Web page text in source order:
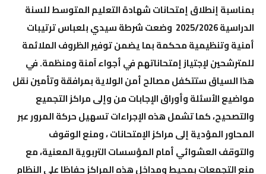
بمناسبة إنطلاق إمتحانات شهادة التعليم المتوسط للسنة
الدراسية 2025/2026 وضعت شرطة سيدي بلعباس ترتيبات
أمنية وتنظيمية محكمة بما يضمن توفير الظروف الملائمة
للمترشحين لإجتياز إمتحاناتهم في أجواء آمنة ومنظمة. في
هذا السياق ستتكفل مصالح أمن الولاية بمرافقة وتأمين نقل
مواضيع الأسئلة وأوراق الإجابات من وإلى مراكز التجميع
والتصحيح، كما تشمل هذه الإجراءات تسهيل حركة المرور عبر
المحاور المؤدية إلى مراكز الإمتحانات ، ومنع الوقوف
والتوقف العشوائي أمام المؤسسات التربوية المعنية، مع
منع التجمعات بمحيط ومداخل هذه المراكز حفاظا على النظام